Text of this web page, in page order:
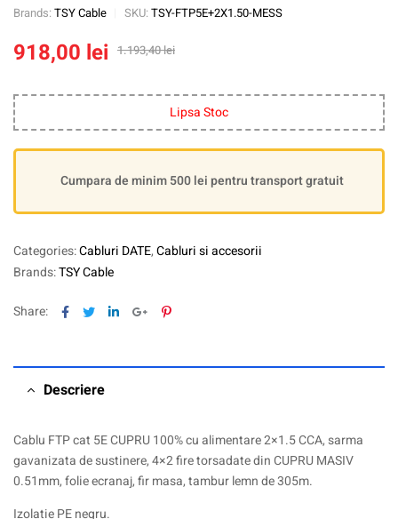
Brands: TSY Cable SKU: TSY-FTP5E+2X1.50-MESS
1.193,40lei
918,00 lei
Lipsa Stoc
Cumpara de minim 500 lei pentru transport gratuit
Categories:Cabluri DATE,Cabluri si accesorii
Brands:TSY Cable
Share: Facebook
TwitterLinkedinGoogle+Pinterest
Descriere
Cablu FTP cat 5E CUPRU 100% cu alimentare 2×1.5 CCA, sarma
gavanizata de sustinere, 4×2 fire torsadate din CUPRU MASIV
0.51mm, folie ecranaj, fir masa, tambur lemn de 305m.
Izolatie PE negru.